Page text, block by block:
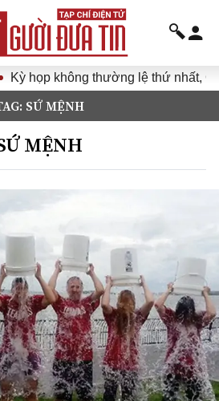
thường lệ thứ nhất, Quốc hội
SỨ MỆNH
MỆNH